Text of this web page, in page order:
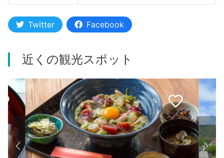
Twitter Facebook
近くの観光スポット